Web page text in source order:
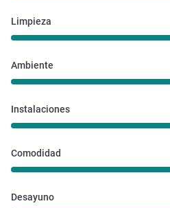
Limpieza
Ambiente
Instalaciones
Comodidad
Desayuno